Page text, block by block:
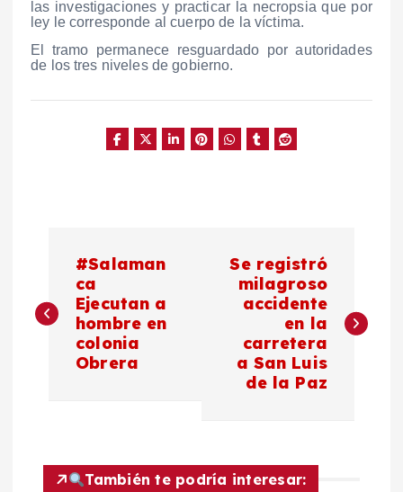
las investigaciones y practicar la necropsia que por
ley le corresponde al cuerpo de la víctima.
El tramo permanece resguardado por autoridades
de los tres niveles de gobierno.
a
v
a
#Salaman
ca
Ejecutan a
hombre en
colonia
Obrera
Se registró
milagroso
accidente
en la
carretera
a San Luis
de la Paz
También te podría interesar: